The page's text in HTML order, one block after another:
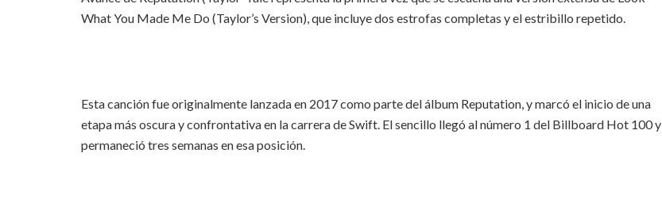
What You Made Me Do (Taylor’s Version), que incluye dos estrofas completas y el estribillo repetido.
Esta canción fue originalmente lanzada en 2017 como parte del álbum Reputation, y marcó el inicio de una
etapa más oscura y confrontativa en la carrera de Swift. El sencillo llegó al número 1 del Billboard Hot 100 y
permaneció tres semanas en esa posición.